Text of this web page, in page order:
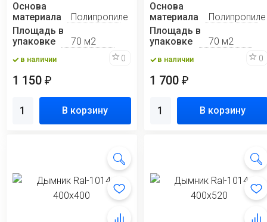
Основа
материала
Полипропилен
Площадь в
упаковке
70 м2
в наличии 0
1 150 ₽
В корзину
Основа
материала
Площадь в
упаковке
70 м2
в наличии 0
1 700₽
В корзину